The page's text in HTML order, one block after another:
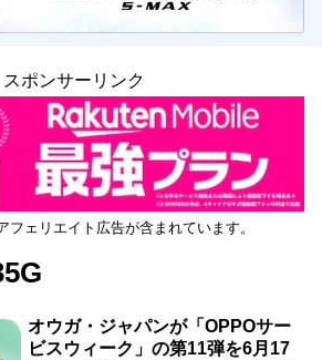
スポンサーリンク
ェリエイト広告が含まれています。
オウガ・ジャパンが「OPPOサー
ビスウィーク」の第11弾を6月17